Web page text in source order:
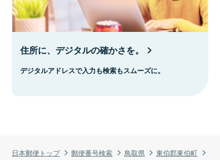
日本郵便トップ 郵便番号検索 鳥取県
東伯郡東伯町
住所に、デジタルの確かさを。
デジタルアドレスで入力も検索もスムーズに。